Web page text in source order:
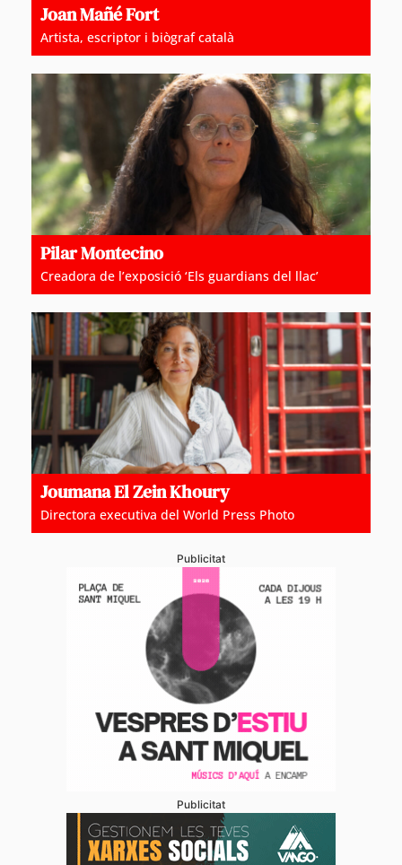
Joan Mañé Fort
Artista, escriptor i biògraf català
Pilar Montecino
Creadora de l’exposició ‘Els guardians del llac’
Joumana El Zein Khoury
Directora executiva del World Press Photo
Publicitat
Publicitat